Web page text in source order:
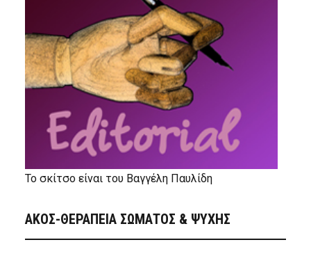
Το σκίτσο είναι του Βαγγέλη Παυλίδη
ΑΚΟΣ-ΘΕΡΑΠΕΙΑ ΣΩΜΑΤΟΣ & ΨΥΧΗΣ